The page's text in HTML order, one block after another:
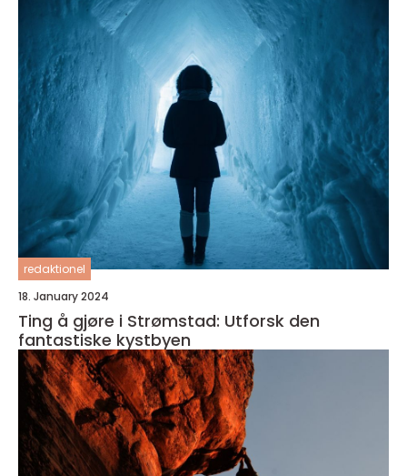
redaktionel
18. January 2024
Ting å gjøre i Strømstad: Utforsk den
fantastiske kystbyen